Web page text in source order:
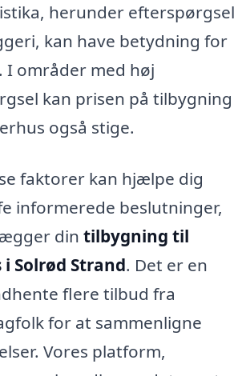
herunder efterspørgsel
kan have betydning for
I områder med høj
kan prisen på tilbygning
også stige.
faktorer kan hjælpe dig
informerede beslutninger,
din tilbygning til
Solrød Strand. Det er en
flere tilbud fra
for at sammenligne
Vores platform,